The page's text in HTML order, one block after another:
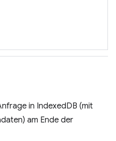
in IndexedDB (mit
am Ende der